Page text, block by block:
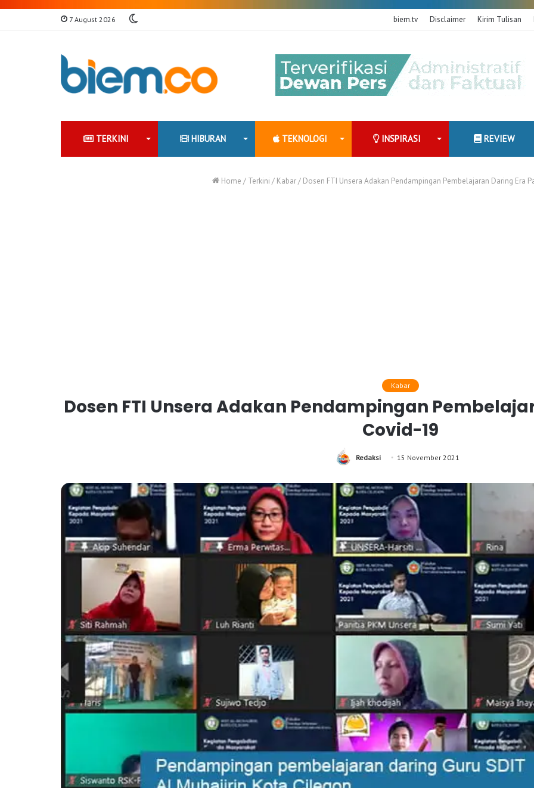
7 August 2026 biem.tv Disclaimer Kirim Tulisan
TERKINI HIBURAN TEKNOLOGI INSPIRASI REVIEW
Home / Terkini / Kabar/ Dosen FTI Unsera Adakan Pendampingan Pembelajaran Daring Era
Kabar
Dosen FTI Unsera Adakan Pendampingan
Covid-19
Redaksi 15 November 2021